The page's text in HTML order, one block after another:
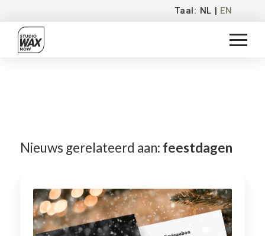
Taal: NL | EN
Nieuws gerelateerd aan: feestdagen